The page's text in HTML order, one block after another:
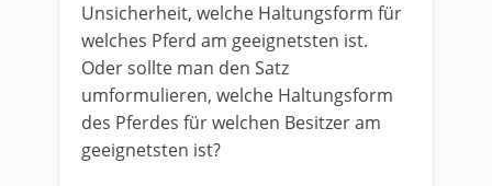
Unsicherheit, welche Haltungsform für
welches Pferd am geeignetsten ist.
Oder sollte man den Satz
umformulieren, welche Haltungsform
des Pferdes für welchen Besitzer am
geeignetsten ist?